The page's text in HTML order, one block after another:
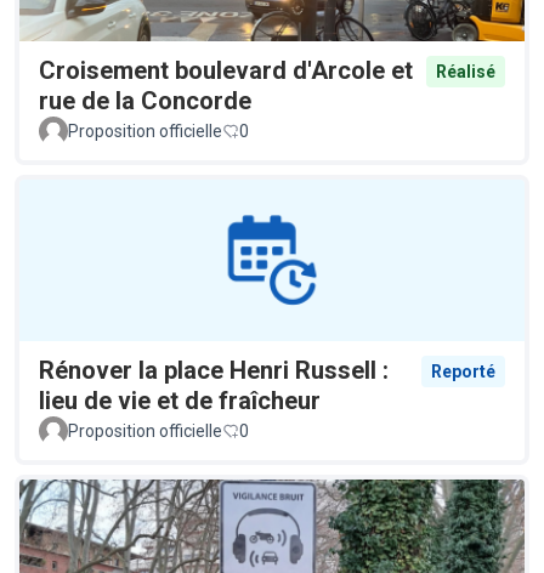
Croisement boulevard d'Arcole et
rue de la Concorde
Réalisé
Proposition officielle 0
Rénover la place Henri Russell :
lieu de vie et de fraîcheur
Reporté
Proposition officielle 0